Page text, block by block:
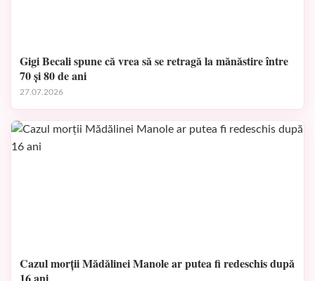
Gigi Becali spune că vrea să se retragă la mănăstire între
70 și 80 de ani
27.07.2026
Cazul morții Mădălinei Manole ar putea fi redeschis după